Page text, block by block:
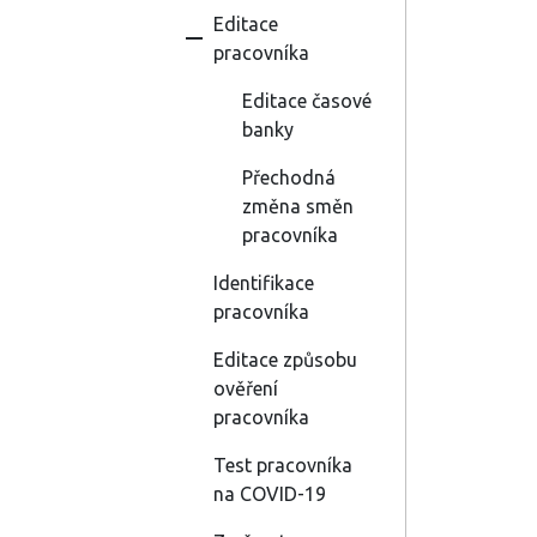
Editace
pracovníka
Editace časové
banky
Přechodná
změna směn
pracovníka
Identifikace
pracovníka
Editace způsobu
ověření
pracovníka
Test pracovníka
na COVID-19